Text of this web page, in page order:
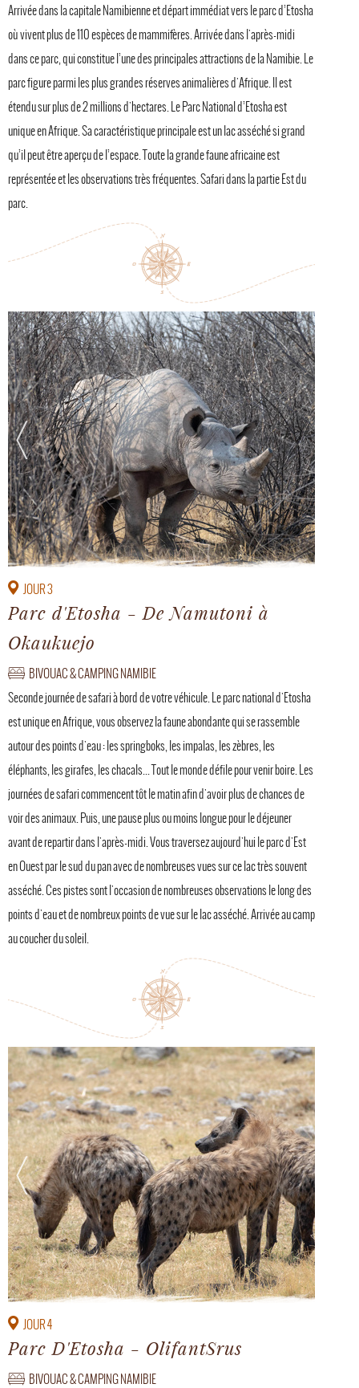
Arrivée dans la capitale Namibienne et départ immédiat vers le parc d’Etosha
où vivent plus de 110 espèces de mammifères. Arrivée dans l'après-midi
dans ce parc, qui constitue l’une des principales attractions de la Namibie. Le
parc figure parmi les plus grandes réserves animalières d'Afrique. Il est
étendu sur plus de 2 millions d'hectares. Le Parc National d’Etosha est
unique en Afrique. Sa caractéristique principale est un lac asséché si grand
qu’il peut être aperçu de l’espace. Toute la grande faune africaine est
représentée et les observations très fréquentes. Safari dans la partie Est du
parc.
JOUR 3
Parc d'Etosha - De Namutoni à
Okaukuejo
BIVOUAC & CAMPING NAMIBIE
Seconde journée de safari à bord de votre véhicule. Le parc national d'Etosha
est unique en Afrique, vous observez la faune abondante qui se rassemble
autour des points d'eau : les springboks, les impalas, les zèbres, les
éléphants, les girafes, les chacals... Tout le monde défile pour venir boire. Les
journées de safari commencent tôt le matin afin d'avoir plus de chances de
voir des animaux. Puis, une pause plus ou moins longue pour le déjeuner
avant de repartir dans l'après-midi. Vous traversez aujourd'hui le parc d'Est
en Ouest par le sud du pan avec de nombreuses vues sur ce lac très souvent
asséché. Ces pistes sont l'occasion de nombreuses observations le long des
points d'eau et de nombreux points de vue sur le lac asséché. Arrivée au camp
au coucher du soleil.
JOUR 4
Parc D'Etosha - OlifantSrus
BIVOUAC & CAMPING NAMIBIE